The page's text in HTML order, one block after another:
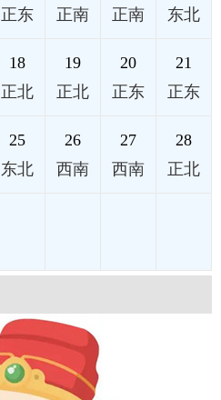
正东
正南
正南
东北
18
正北
19
正北
20
正东
21
正东
25
东北
26
西南
27
西南
28
正北